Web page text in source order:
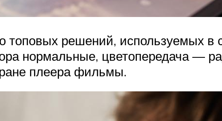
топовых решений, используемых
нормальные, цветопередача —
плеера фильмы.